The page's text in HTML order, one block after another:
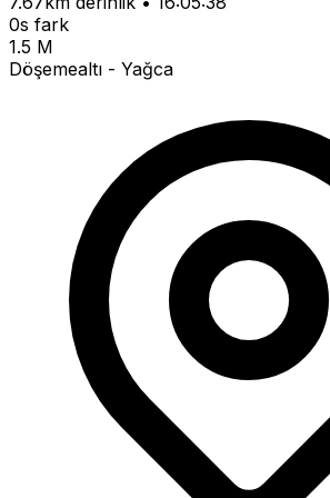
0s fark
1.5 M
Döşemealtı - Yağca